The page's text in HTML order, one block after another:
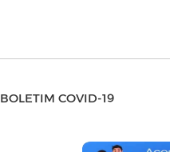
BOLETIM COVID-19